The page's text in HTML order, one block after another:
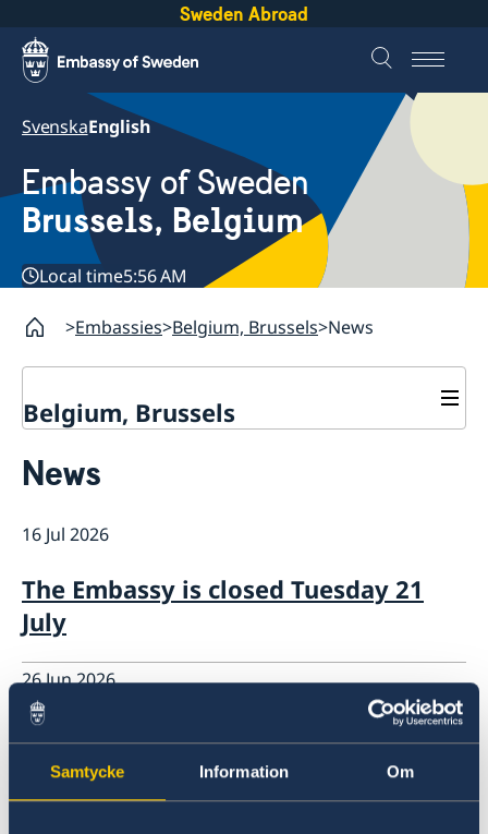
Samtycke Information Om
Sweden Abroad
SvenskaEnglish
Embassy of Sweden
Brussels, Belgium
Local time5:56 AM
Embassies Belgium, Brussels News
Belgium, Brussels
Book an appointment
Data Protection Policy
News
Opening hours holidays 2025-2026
News
16 Jul 2026
The Embassy is closed Tuesday 21
July
26 Jun 2026
The Embassy cannot issue
certificates of citizenship